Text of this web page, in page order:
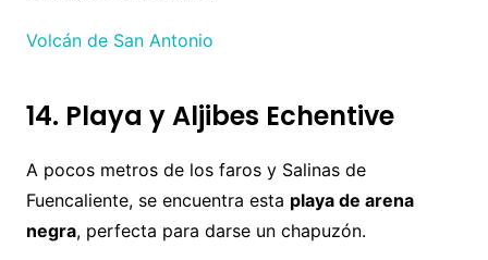
Volcán de San Antonio
14. Playa y Aljibes Echentive
A pocos metros de los faros y Salinas de
Fuencaliente, se encuentra esta playa de arena
negra, perfecta para darse un chapuzón.